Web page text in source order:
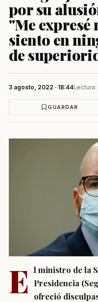
por su
"Me expresé
siento en
de
3 agosto, 2022 · 18:44Lectura:
GUARDAR
E l ministro de la
Presidencia
ofreció